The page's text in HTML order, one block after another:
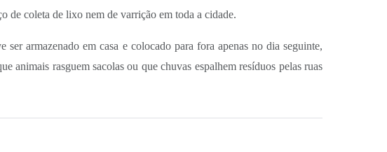
coleta de lixo nem de varrição em toda a cidade.
armazenado em casa e colocado para fora apenas no dia seguinte,
animais rasguem sacolas ou que chuvas espalhem resíduos pelas ruas